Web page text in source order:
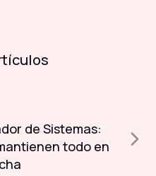
de Sistemas:
todo en